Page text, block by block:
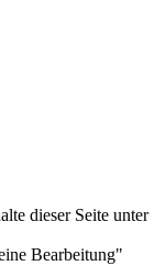
dieser Seite unter